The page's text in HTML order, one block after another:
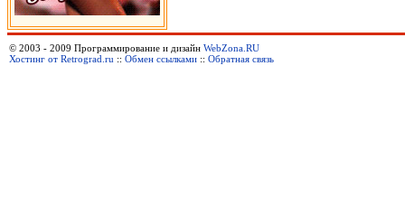
© 2003 - 2009 Программирование и дизайн WebZona.RU
Хостинг от Retrograd.ru :: Обмен ссылками :: Обратная связь